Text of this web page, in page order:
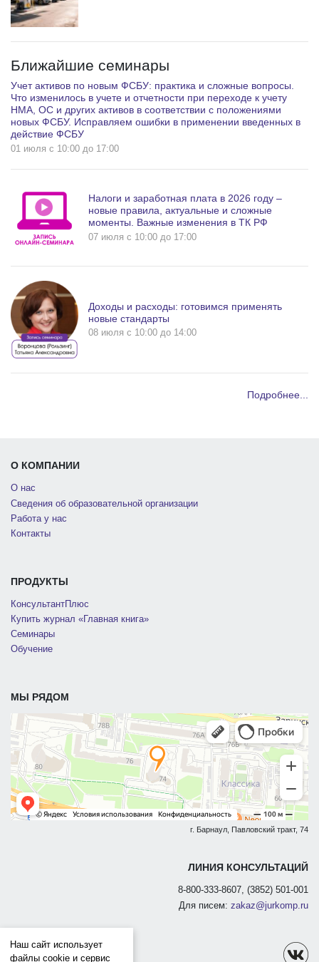
Ближайшие семинары
Учет активов по новым ФСБУ: практика и сложные вопросы.
Что изменилось в учете и отчетности при переходе к учету
НМА, ОС и других активов в соответствии с положениями
новых ФСБУ. Исправляем ошибки в применении введенных в
действие ФСБУ
01 июля c 10:00 до 17:00
Налоги и заработная плата в 2026 году –
новые правила, актуальные и сложные
моменты. Важные изменения в ТК РФ
07 июля c 10:00 до 17:00
Доходы и расходы: готовимся применять
новые стандарты
08 июля c 10:00 до 14:00
Подробнее...
О КОМПАНИИ
О нас
Сведения об образовательной организации
Работа у нас
Контакты
ПРОДУКТЫ
КонсультантПлюс
Купить журнал «Главная книга»
Семинары
Обучение
МЫ РЯДОМ
г. Барнаул, Павловский тракт, 74
ЛИНИЯ КОНСУЛЬТАЦИЙ
8-800-333-8607, (3852) 501-001
Для писем: zakaz@jurkomp.ru
Наш сайт использует
файлы cookie и сервис